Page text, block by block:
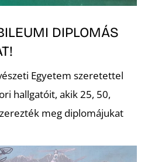
DIPLOMÁS
Egyetem szeretettel
hallgatóit, akik 25, 50,
meg diplomájukat